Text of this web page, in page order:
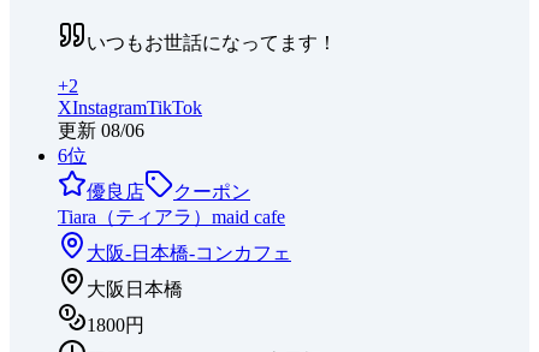
いつもお世話になってます！
+2
XInstagramTikTok
更新 08/06
6位
優良店
クーポン
Tiara（ティアラ）maid cafe
大阪-日本橋-コンカフェ
大阪日本橋
1800円